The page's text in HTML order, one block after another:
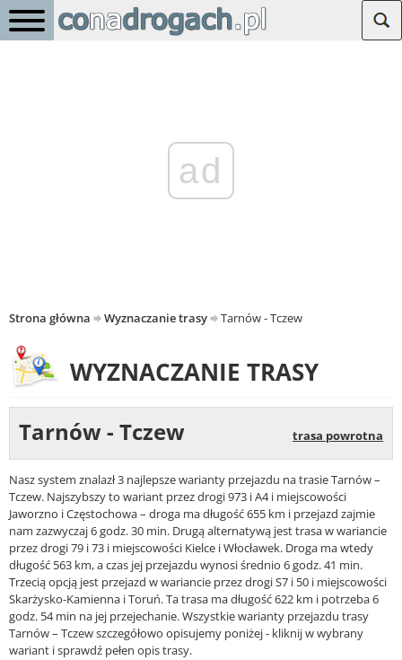
ad
Strona główna Wyznaczanie trasy Tarnów - Tczew
WYZNACZANIE TRASY
Tarnów - Tczew trasa powrotna
Nasz system znalazł 3 najlepsze warianty przejazdu na trasie Tarnów –
Tczew. Najszybszy to wariant przez drogi 973 i A4 i miejscowości
Jaworzno i Częstochowa – droga ma długość 655 km i przejazd zajmie
nam zazwyczaj 6 godz. 30 min. Drugą alternatywą jest trasa w wariancie
przez drogi 79 i 73 i miejscowości Kielce i Włocławek. Droga ma wtedy
długość 563 km, a czas jej przejazdu wynosi średnio 6 godz. 41 min.
Trzecią opcją jest przejazd w wariancie przez drogi S7 i 50 i miejscowości
Skarżysko-Kamienna i Toruń. Ta trasa ma długość 622 km i potrzeba 6
godz. 54 min na jej przejechanie. Wszystkie warianty przejazdu trasy
Tarnów – Tczew szczegółowo opisujemy poniżej - kliknij w wybrany
wariant i sprawdź pełen opis trasy.